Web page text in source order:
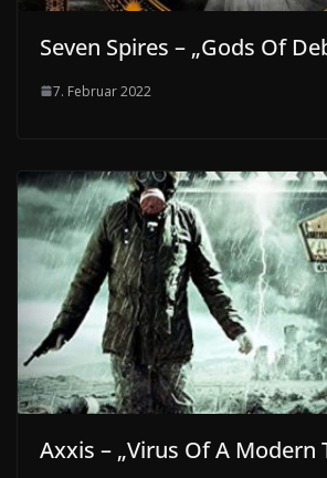
Seven Spires – „Gods Of
7. Februar 2022
Axxis – „Virus Of A Modern